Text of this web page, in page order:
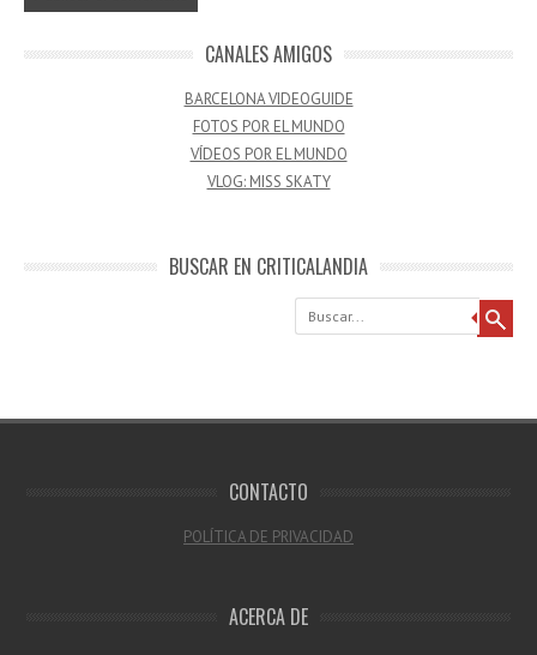
CANALES AMIGOS
BARCELONA VIDEOGUIDE
FOTOS POR EL MUNDO
VÍDEOS POR EL MUNDO
VLOG: MISS SKATY
BUSCAR EN CRITICALANDIA
Buscar
CONTACTO
POLÍTICA DE PRIVACIDAD
ACERCA DE